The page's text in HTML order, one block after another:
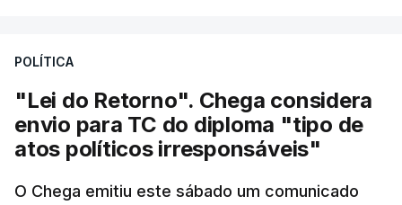
POLÍTICA
"Lei do Retorno". Chega considera
envio para TC do diploma "tipo de
atos políticos irresponsáveis"
O Chega emitiu este sábado um comunicado